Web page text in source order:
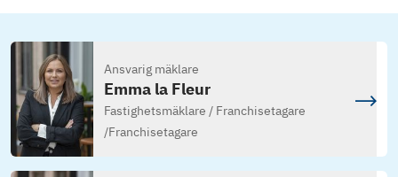
Ansvarig mäklare
Emma la Fleur
Fastighetsmäklare / Franchisetagare
/Franchisetagare